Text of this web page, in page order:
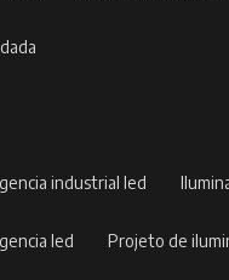
industrial led
led projeto de